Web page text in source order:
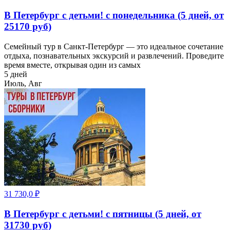
В Петербург с детьми! с понедельника (5 дней, от
25170 руб)
Семейный тур в Санкт-Петербург — это идеальное сочетание
отдыха, познавательных экскурсий и развлечений. Проведите
время вместе, открывая один из самых
5 дней
Июль, Авг
31 730,0 ₽
В Петербург с детьми! с пятницы (5 дней, от
31730 руб)